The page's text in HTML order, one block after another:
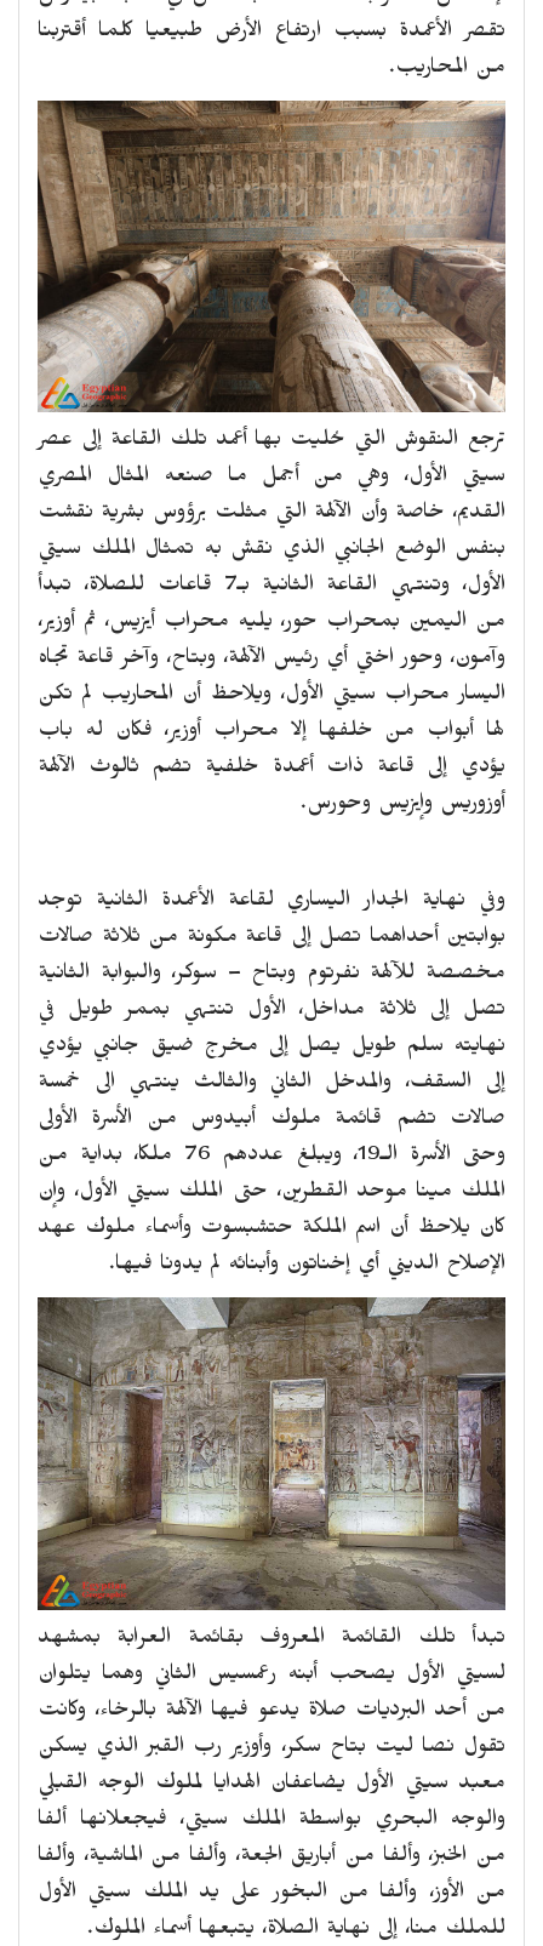
تقصر الأعمدة بسبب ارتفاع الأرض طبيعيا كلما أقتربنا
من المحاريب.
ترجع النقوش التي حُليت بها أعمد تلك القاعة إلى عصر
سيتي الأول، وهي من أجمل ما صنعه المثال المصري
القديم، خاصة وأن الآلهة التي مثلت برؤوس بشرية نقشت
بنفس الوضع الجانبي الذي نقش به تمثال الملك سيتي
الأول، وتنتهي القاعة الثانية بـ7 قاعات للصلاة، تبدأ
من اليمين بمحراب حور، يليه محراب أيزيس، ثم أوزير،
وآمون، وحور اختي أي رئيس الآلهة، وبتاح، وآخر قاعة تجاه
اليسار محراب سيتي الأول، ويلاحظ أن المحاريب لم تكن
لها أبواب من خلفها إلا محراب أوزير، فكان له باب
يؤدي إلى قاعة ذات أعمدة خلفية تضم ثالوث الآلهة
أوزوريس وإيزيس وحورس.
وفي نهاية الجدار اليساري لقاعة الأعمدة الثانية توجد
بوابتين أحداهما تصل إلى قاعة مكونة من ثلاثة صالات
مخصصة للآلهة نفرتوم وبتاح – سوكر، والبوابة الثانية
تصل إلى ثلاثة مداخل، الأول تنتهي بممر طويل في
نهايته سلم طويل يصل إلى مخرج ضيق جانبي يؤدي
إلى السقف، والمدخل الثاني والثالث ينتهي الى خمسة
صالات تضم قائمة ملوك أبيدوس من الأسرة الأولى
وحتى الأسرة الـ19، ويبلغ عددهم 76 ملكا، بداية من
الملك مينا موحد القطرين، حتى الملك سيتي الأول، وإن
كان يلاحظ أن اسم الملكة حتشبسوت وأسماء ملوك عهد
الإصلاح الديني أي إخناتون وأبنائه لم يدونا فيها.
تبدأ تلك القائمة المعروف بقائمة العرابة بمشهد
لسيتي الأول يصحب أبنه رعمسيس الثاني وهما يتلوان
من أحد البرديات صلاة يدعو فيها الآلهة بالرخاء، وكانت
تقول نصا ليت بتاح سكر، وأوزير رب القبر الذي يسكن
معبد سيتي الأول يضاعفان الهدايا لملوك الوجه القبلي
والوجه البحري بواسطة الملك سيتي، فيجعلانها ألفا
من الخبز، وألفا من أباريق الجعة، وألفا من الماشية، وألفا
من الأوز، وألفا من البخور على يد الملك سيتي الأول
للملك منا، إلى نهاية الصلاة، يتبعها أسماء الملوك.